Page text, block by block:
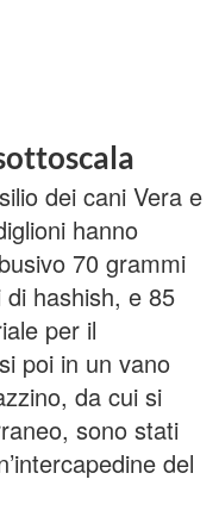
dei cani Vera e
hanno
70 grammi
hashish, e 85
per il
poi in un vano
da cui si
sono stati
del